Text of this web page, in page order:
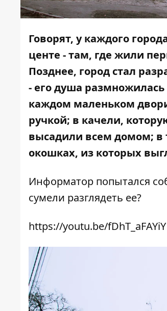
Говорят, у каждого
центе - там, где жили
Позднее, город стал
- его душа
каждом маленьком
ручкой; в качели,
высадили всем домом; в
окошках, из которых
Информатор попытался
сумели разглядеть ее?
https://youtu.be/fDhT_aFAYiY